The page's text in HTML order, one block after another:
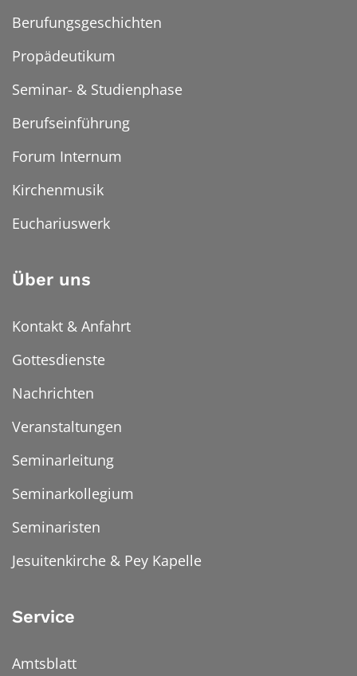
Berufungsgeschichten
Propädeutikum
Seminar- & Studienphase
Berufseinführung
Forum Internum
Kirchenmusik
Euchariuswerk
Über uns
Kontakt & Anfahrt
Gottesdienste
Nachrichten
Veranstaltungen
Seminarleitung
Seminarkollegium
Seminaristen
Jesuitenkirche & Pey Kapelle
Service
Amtsblatt